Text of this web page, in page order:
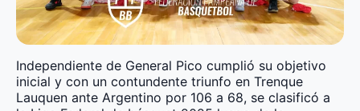
Independiente de General Pico cumplió su objetivo
inicial y con un contundente triunfo en Trenque
Lauquen ante Argentino por 106 a 68, se clasificó a